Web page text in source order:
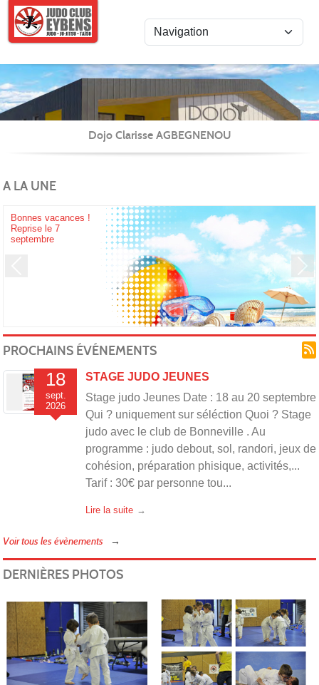
JU-
Dojo Clarisse AGBEGNENOU
A LA UNE
Bonnes vacances !
Reprise le 7
septembre
Next
PROCHAINS ÉVÉNEMENTS
18
sept.
2026
STAGE JUDO JEUNES
Stage judo Jeunes Date : 18 au 20 septembre
Qui ? uniquement sur séléction Quoi ? Stage
judo avec le club de Bonneville . Au
programme : judo debout, sol, randori, jeux de
cohésion, préparation phisique, activités,...
Tarif : 30€ par personne tou...
Lire la suite
Voir tous les évènements
DERNIÈRES PHOTOS
Panneau de gestion des cookies